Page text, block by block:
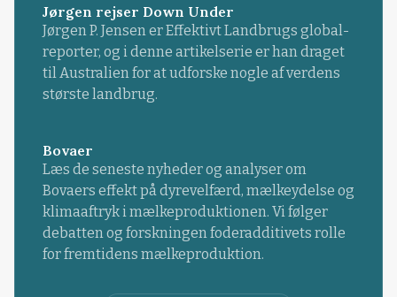
Jørgen rejser Down Under
Jørgen P. Jensen er Effektivt Landbrugs global-
reporter, og i denne artikelserie er han draget
til Australien for at udforske nogle af verdens
største landbrug.
Bovaer
Læs de seneste nyheder og analyser om
Bovaers effekt på dyrevelfærd, mælkeydelse og
klimaaftryk i mælkeproduktionen. Vi følger
debatten og forskningen foderadditivets rolle
for fremtidens mælkeproduktion.